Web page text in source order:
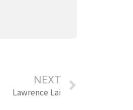
NEXT
Lawrence Lai